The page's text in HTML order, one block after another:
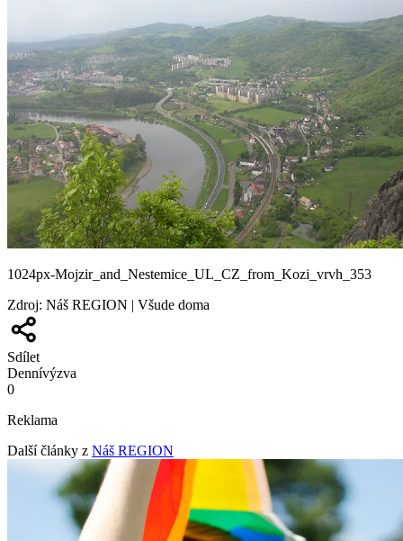
1024px-Mojzir_and_Nestemice_UL_CZ_from_Kozi_vrvh_353
Zdroj: Náš REGION | Všude doma
Sdílet
Dennívýzva
0
Reklama
Další články z Náš REGION